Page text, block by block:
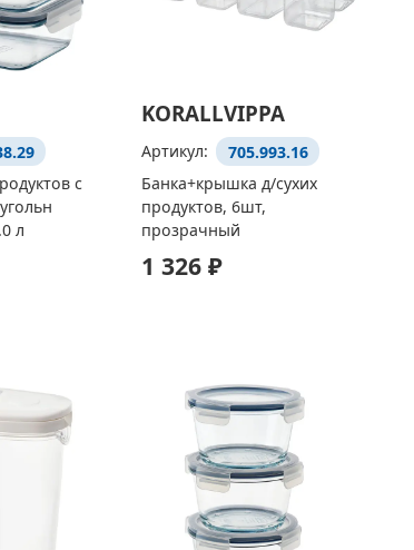
с
л
KORALLVIPPA
Артикул:
705.993.16
Банка+крышка д/сухих
продуктов, 6шт,
прозрачный
1 326 ₽